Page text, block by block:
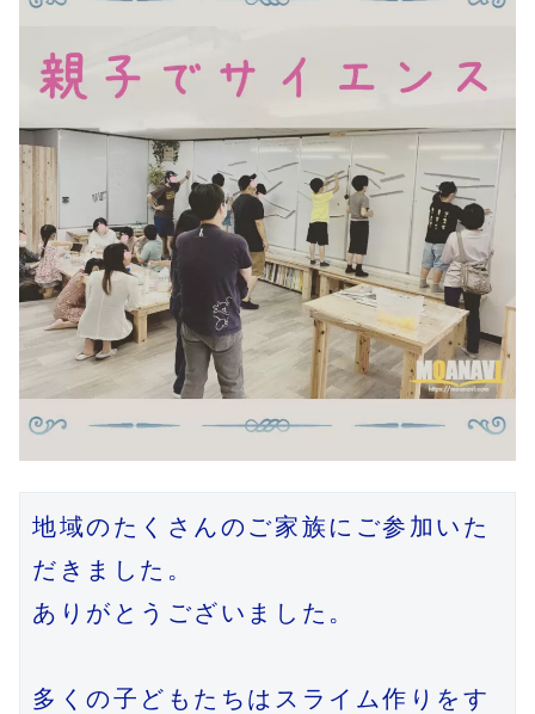
地域のたくさんのご家族にご参加いた
だきました。
ありがとうございました。
多くの子どもたちはスライム作りをす